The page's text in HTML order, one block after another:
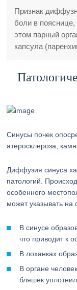
Признак
боли в пояснице,
этом парный
капсула
Синусы почек
атеросклероза,
Диффузия синуса
патологий.
особенного
может указывать
В синусе
что приводит к
В лоханках
В органе
бляшек